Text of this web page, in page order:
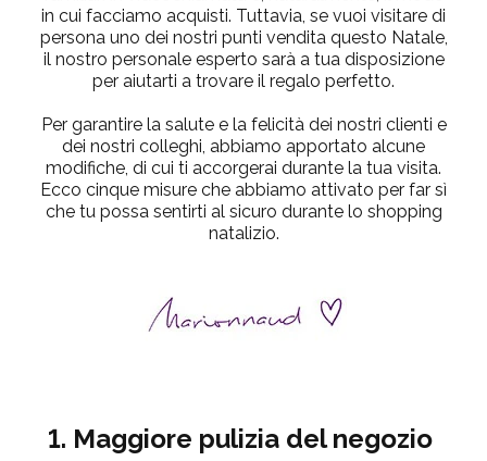
in cui facciamo acquisti. Tuttavia, se vuoi visitare di
persona uno dei nostri punti vendita questo Natale,
il nostro personale esperto sarà a tua disposizione
per aiutarti a trovare il regalo perfetto.
Per garantire la salute e la felicità dei nostri clienti e
dei nostri colleghi, abbiamo apportato alcune
modifiche, di cui ti accorgerai durante la tua visita.
Ecco cinque misure che abbiamo attivato per far sì
che tu possa sentirti al sicuro durante lo shopping
natalizio.
1. Maggiore pulizia del negozio